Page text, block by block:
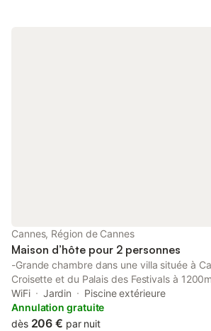
Cannes, Région de Cannes
Maison d’hôte pour 2 personnes
-Grande chambre dans une villa située à
Croisette et du Palais des Festivals à
wi-fi gratuit La chambre dispose d'une
séparée. Entrée indépendante 24h/24 ; la
rez de chaussée avec terrasse sans vis à
WiFi Jardin
Piscine extérieure
Annulation gratuite
dès 206 € par nuit